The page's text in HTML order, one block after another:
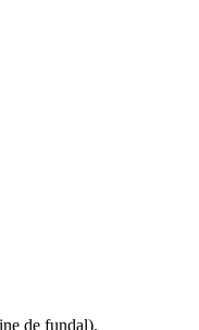
de fundal).